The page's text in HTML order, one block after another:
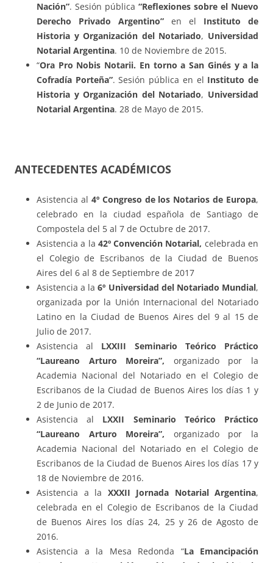
Nación”. Sesión pública “Reflexiones sobre el Nuevo
Derecho Privado Argentino” en el Instituto de
Historia y Organización del Notariado, Universidad
Notarial Argentina. 10 de Noviembre de 2015.
“Ora Pro Nobis Notarii. En torno a San Ginés y a la
Cofradía Porteña”. Sesión pública en el Instituto de
Historia y Organización del Notariado, Universidad
Notarial Argentina. 28 de Mayo de 2015.
ANTECEDENTES ACADÉMICOS
Asistencia al 4º Congreso de los Notarios de Europa,
celebrado en la ciudad española de Santiago de
Compostela del 5 al 7 de Octubre de 2017.
Asistencia a la 42º Convención Notarial, celebrada en
el Colegio de Escribanos de la Ciudad de Buenos
Aires del 6 al 8 de Septiembre de 2017
Asistencia a la6º Universidad del Notariado Mundial,
organizada por la Unión Internacional del Notariado
Latino en la Ciudad de Buenos Aires del 9 al 15 de
Julio de 2017.
Asistencia al LXXIII Seminario Teórico Práctico
“Laureano Arturo Moreira”, organizado por la
Academia Nacional del Notariado en el Colegio de
Escribanos de la Ciudad de Buenos Aires los días 1 y
2 de Junio de 2017.
Asistencia al LXXII Seminario Teórico Práctico
“Laureano Arturo Moreira”, organizado por la
Academia Nacional del Notariado en el Colegio de
Escribanos de la Ciudad de Buenos Aires los días 17 y
18 de Noviembre de 2016.
Asistencia a la XXXII Jornada Notarial Argentina,
celebrada en el Colegio de Escribanos de la Ciudad
de Buenos Aires los días 24, 25 y 26 de Agosto de
2016.
Asistencia a la Mesa Redonda “La Emancipación